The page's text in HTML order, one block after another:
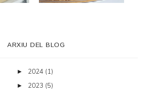
ARXIU DEL BLOG
► 2024 (1)
► 2023 (5)